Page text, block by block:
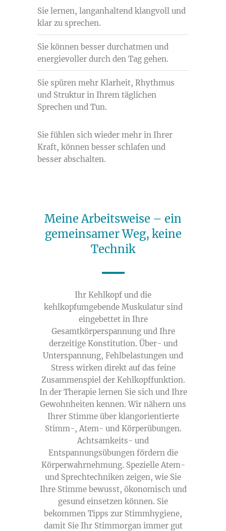
Sie lernen, langanhaltend klangvoll und
klar zu sprechen.
Sie können besser durchatmen und
energievoller durch den Tag gehen.
Sie spüren mehr Klarheit, Rhythmus
und Struktur in Ihrem täglichen
Sprechen und Tun.
Sie fühlen sich wieder mehr in Ihrer
Kraft, können besser schlafen und
besser abschalten.
Meine Arbeitsweise – ein
gemeinsamer Weg, keine
Technik
Ihr Kehlkopf und die
kehlkopfumgebende Muskulatur sind
eingebettet in Ihre
Gesamtkörperspannung und Ihre
derzeitige Konstitution. Über- und
Unterspannung, Fehlbelastungen und
Stress wirken direkt auf das feine
Zusammenspiel der Kehlkopffunktion.
In der Therapie lernen Sie sich und Ihre
Gewohnheiten kennen. Wir nähern uns
Ihrer Stimme über klangorientierte
Stimm-, Atem- und Körperübungen.
Achtsamkeits- und
Entspannungsübungen fördern die
Körperwahrnehmung. Spezielle Atem-
und Sprechtechniken zeigen, wie Sie
Ihre Stimme bewusst, ökonomisch und
gesund einsetzen können. Sie
bekommen Tipps zur Stimmhygiene,
damit Sie Ihr Stimmorgan immer gut